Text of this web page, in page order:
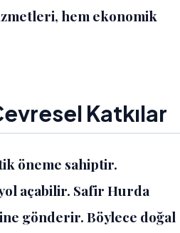
hem ekonomik
Katkılar
öneme sahiptir.
açabilir. Safir Hurda
gönderir. Böylece doğal